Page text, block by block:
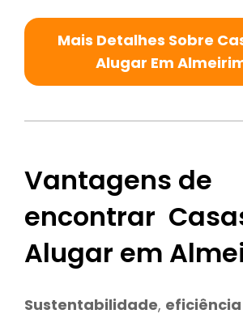
Mais Detalhes Sobre
Alugar Em
Vantagens de
encontrar
Alugar em
Sustentabilidade,